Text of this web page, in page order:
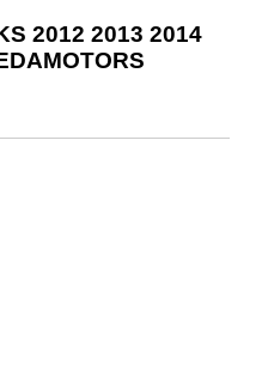
2012 2013 2014